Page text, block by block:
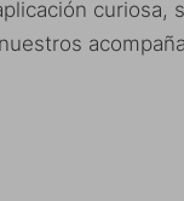
curiosa,